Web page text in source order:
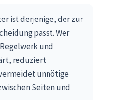
ist derjenige, der zur
passt. Wer
und
reduziert
unnötige
Seiten und